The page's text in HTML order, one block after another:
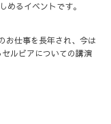
めるイベントです。
お仕事を長年され、今は
ルビアについての講演